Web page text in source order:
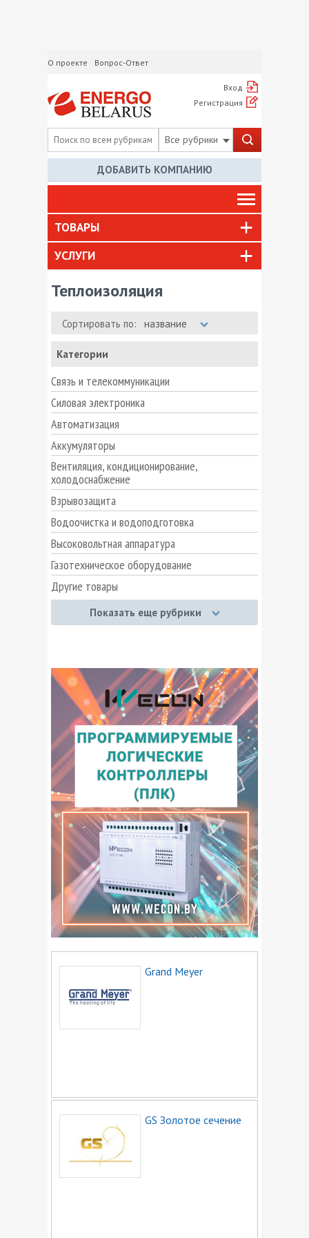
О проекте Вопрос-Ответ
Вход
Регистрация
Все рубрики
ДОБАВИТЬ КОМПАНИЮ
ТОВАРЫ
УСЛУГИ
Теплоизоляция
Сортировать по: название
Категории
Связь и телекоммуникации
Силовая электроника
Автоматизация
Аккумуляторы
Вентиляция, кондиционирование,
холодоснабжение
Взрывозащита
Водоочистка и водоподготовка
Высоковольтная аппаратура
Газотехническое оборудование
Другие товары
Запорная арматура
Измерительные приборы
Инженерно-техническая безопасность
Кабельная продукция
Компьютерная техника
Крановое электрооборудование
Металлопрокат
Насосное оборудование
Низковольтная аппаратура
Оборудование для водоснабжения и
канализации
Отопительное оборудование
Переработка
Приводная техника
Программное обеспечение
Проектирование и монтаж
Противопожарное оборудование
Сварочное оборудование
Светотехническая продукция
Строительство
Трубы и детали трубопроводов
Электрические машины
Электроизоляционные материалы
Электроинструмент и станки
Показать еще рубрики
Grand Meyer
GS Золотое сечение